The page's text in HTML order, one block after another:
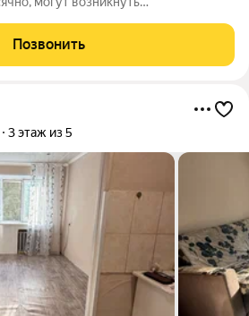
кастрюль, сковородок, утюга и
Позвонить
3 этаж из 5